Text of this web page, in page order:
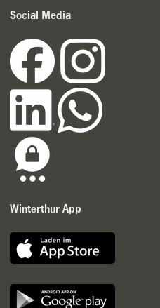
Social Media
Winterthur App